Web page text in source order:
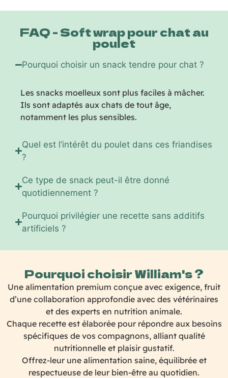
FAQ - Soft wrap pour chat au
poulet
Pourquoi choisir un snack tendre pour chat ?
Les snacks moelleux sont plus faciles à mâcher.
Ils sont adaptés aux chats de tout âge,
notamment les plus sensibles.
Quel est l’intérêt du poulet dans ces friandises
?
Ce type de snack peut-il être donné
quotidiennement ?
Pourquoi privilégier une recette sans additifs
artificiels ?
Pourquoi choisir William's ?
Une alimentation premium conçue avec exigence, fruit
d’une collaboration approfondie avec des vétérinaires
et des experts en nutrition animale.
Chaque recette est élaborée pour répondre aux besoins
spécifiques de vos compagnons, alliant qualité
nutritionnelle et plaisir gustatif.
Offrez-leur une alimentation saine, équilibrée et
respectueuse de leur bien-être au quotidien.